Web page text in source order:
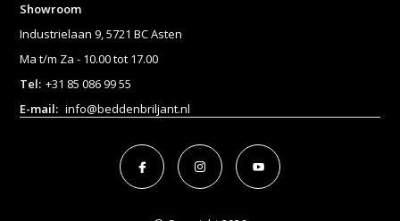
Showroom
Industrielaan 9, 5721 BC Asten
Ma t/m Za - 10.00 tot 17.00
Tel: +31 85 086 99 55
E-mail: info@beddenbriljant.nl